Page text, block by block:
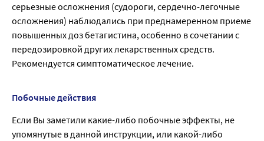
серьезные осложнения (судороги, сердечно-легочные
осложнения) наблюдались при преднамеренном приеме
повышенных доз бетагистина, особенно в сочетании с
передозировкой других лекарственных средств.
Рекомендуется симптоматическое лечение.
Побочные действия
Если Вы заметили какие-либо побочные эффекты, не
упомянутые в данной инструкции, или какой-либо